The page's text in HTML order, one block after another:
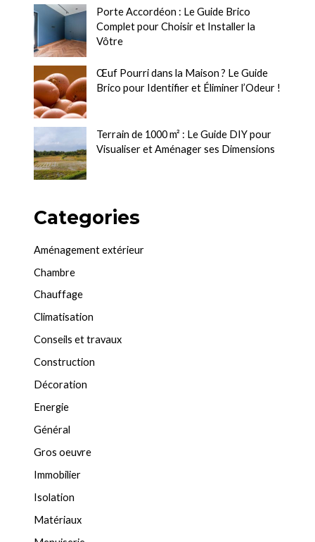
Porte Accordéon : Le Guide Brico
Complet pour Choisir et Installer la
Vôtre
Œuf Pourri dans la Maison ? Le Guide
Brico pour Identifier et Éliminer l’Odeur !
Terrain de 1000 m² : Le Guide DIY pour
Visualiser et Aménager ses Dimensions
Categories
Aménagement extérieur
Chambre
Chauffage
Climatisation
Conseils et travaux
Construction
Décoration
Energie
Général
Gros oeuvre
Immobilier
Isolation
Matériaux